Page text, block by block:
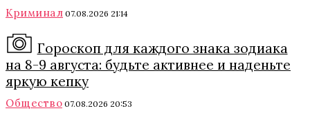
Криминал 07.08.2026 21:14
Гороскоп для каждого знака зодиака
на 8-9 августа: будьте активнее и наденьте
яркую кепку
Общество 07.08.2026 20:53